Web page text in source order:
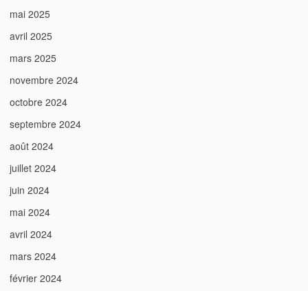
mai 2025
avril 2025
mars 2025
novembre 2024
octobre 2024
septembre 2024
août 2024
juillet 2024
juin 2024
mai 2024
avril 2024
mars 2024
février 2024